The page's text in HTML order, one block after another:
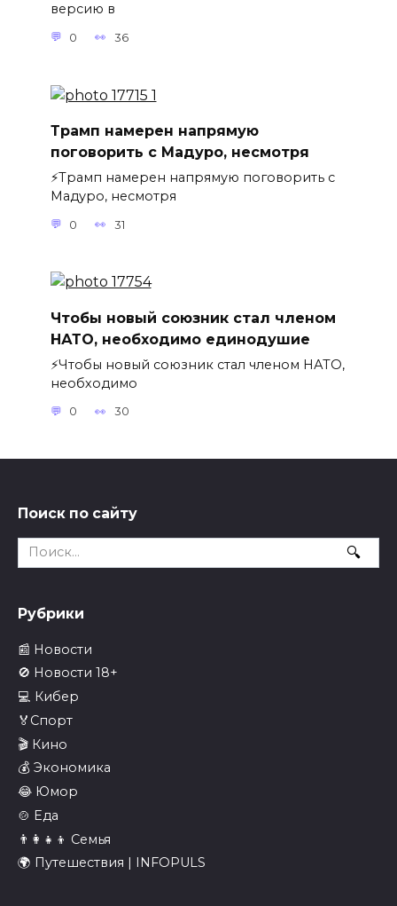
версию в
0 36
Трамп намерен напрямую
поговорить с Мадуро, несмотря
⚡️Трамп намерен напрямую поговорить с
Мадуро, несмотря
0 31
Чтобы новый союзник стал членом
НАТО, необходимо единодушие
⚡️Чтобы новый союзник стал членом НАТО,
необходимо
0 30
Поиск по сайту
Search
for:
Рубрики
📰 Новости
🚫 Новости 18+
💻 Кибер
🏅Спорт
🎬 Кино
💰 Экономика
😂 Юмор
🍲 Еда
👨‍👩‍👧‍👦 Семья
🌍 Путешествия | INFOPULS